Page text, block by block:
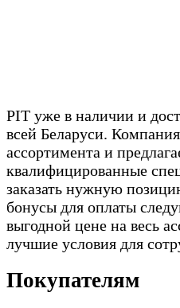
PIT уже в наличии и
всей Беларуси.
ассортимента и
квалифицированные
заказать нужную
бонусы для оплаты
выгодной цене на весь
лучшие условия для
Покупателям